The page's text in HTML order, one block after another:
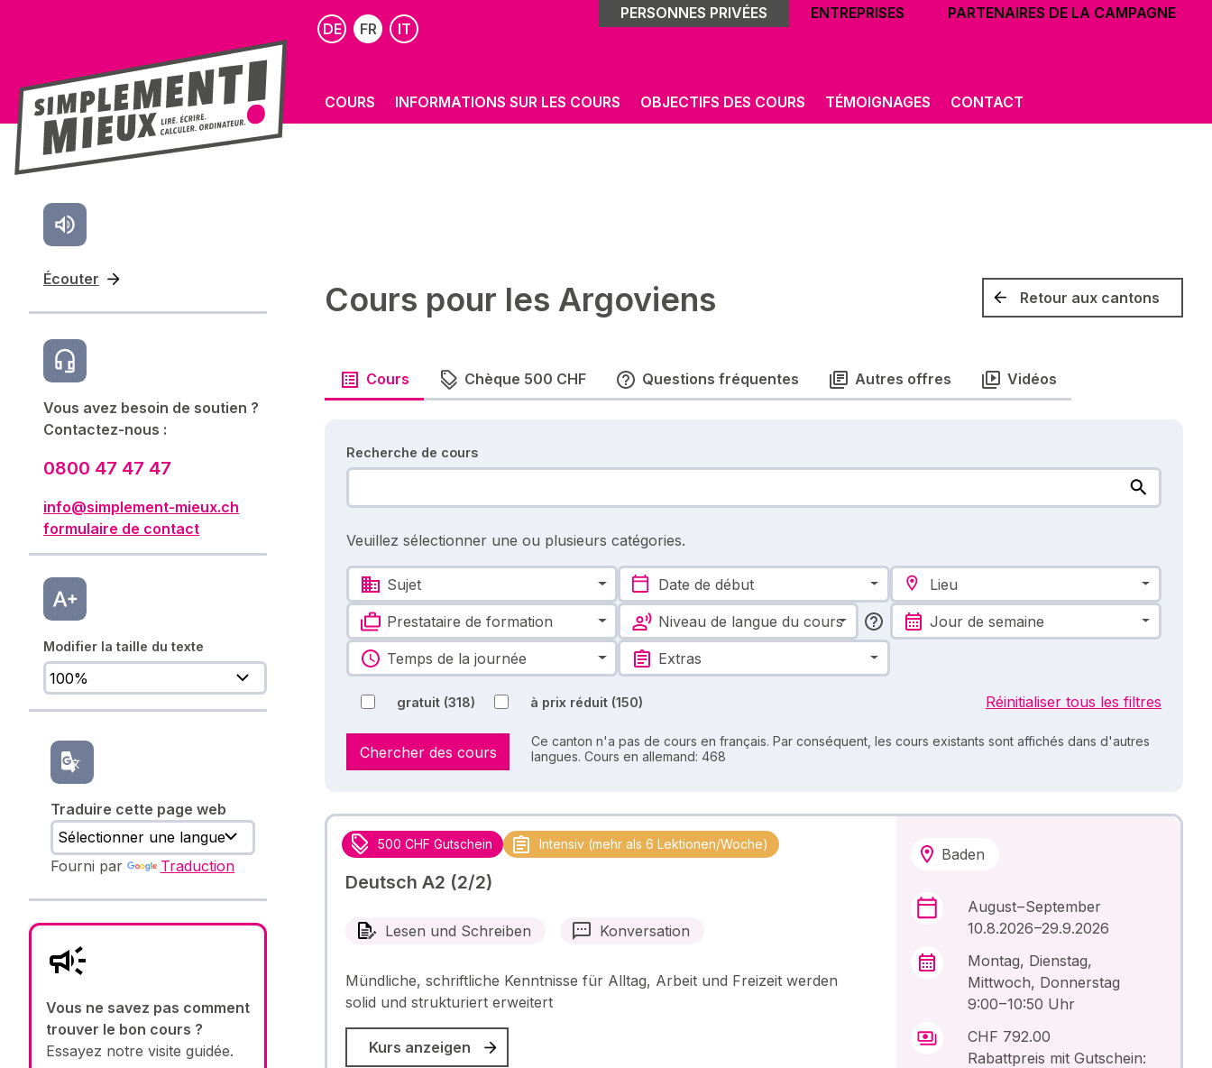
DE FR IT
PERSONNES PRIVÉES ENTREPRISES PARTENAIRES DE LA CAMPAGNE
COURS INFORMATIONS SUR LES COURS OBJECTIFS DES COURS TÉMOIGNAGES CONTACT
Écouter
Cours pour les Argoviens Retour aux cantons
Vous avez besoin de soutien ?
Contactez-nous :
0800 47 47 47
info@simplement-mieux.ch
formulaire de contact
Modifier la taille du texte
Traduire cette page web
Fourni par Traduction
Vous ne savez pas comment
trouver le bon cours ?
Essayez notre visite guidée.
Cours Chèque 500 CHF Questions fréquentes Autres offres Vidéos
Recherche de cours
Veuillez sélectionner une ou plusieurs catégories.
Sujet Date de début Lieu
Prestataire de formation Niveau de langue du cours Jour de semaine
Temps de la journée Extras
gratuit (318) à prix réduit (150) Réinitialiser tous les filtres
Chercher des cours
Ce canton n'a pas de cours en français. Par conséquent, les cours existants sont affichés dans d'autres
langues. Cours en allemand: 468
500 CHF Gutschein Intensiv (mehr als 6 Lektionen/Woche)
Deutsch A2 (2/2)
Lesen und Schreiben Konversation
Mündliche, schriftliche Kenntnisse für Alltag, Arbeit und Freizeit werden
solid und strukturiert erweitert
Kurs anzeigen
Baden
August – September
10.8.2026 –29.9.2026
Montag, Dienstag,
Mittwoch, Donnerstag
9:00 – 10:50 Uhr
CHF 792.00
Rabattpreis mit Gutschein: